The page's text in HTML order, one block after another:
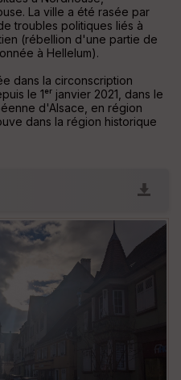
N
Aff
r
d
é
p
ar
e
La ville a été rasée par
troubles politiques liés à
(rébellion d'une partie de
à Hellelum).
dans la circonscription
le 1ᵉʳ janvier 2021, dans le
d'Alsace, en région
dans la région historique